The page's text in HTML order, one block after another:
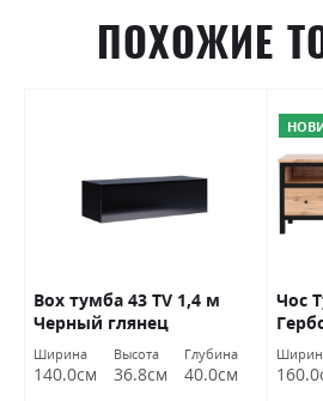
ПОХОЖИЕ
Box тумба 43 TV 1,4 м
Черный глянец
Миромарк
Ширина
140.0см
Высота
36.8см
Глубина
40.0см
Чос